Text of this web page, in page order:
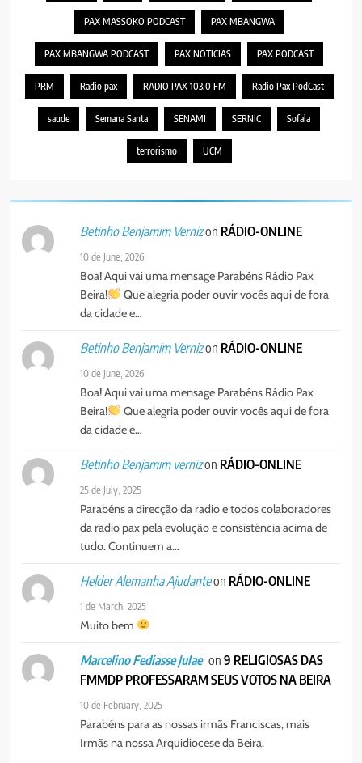
PAX MASSOKO PODCAST PAX MBANGWA
PAX MBANGWA PODCAST PAX NOTICIAS PAX PODCAST
PRM Radio pax RADIO PAX 103.0 FM Radio Pax PodCast
saude Semana Santa SENAMI SERNIC Sofala
terrorismo UCM
Betinho Benjamim Vernizon RÁDIO-ONLINE
10 de June, 2026
Boa! Aqui vai uma mensage Parabéns Rádio Pax
Beira!
Que alegria poder ouvir vocês aqui de fora
da cidade e…
Betinho Benjamim Vernizon RÁDIO-ONLINE
10 de June, 2026
Boa! Aqui vai uma mensage Parabéns Rádio Pax
Beira!
Que alegria poder ouvir vocês aqui de fora
da cidade e…
Betinho Benjamim vernizon RÁDIO-ONLINE
25 de July, 2025
Parabéns a direcção da radio e todos colaboradores
da radio pax pela evolução e consistência acima de
tudo. Continuem a…
Helder Alemanha Ajudanteon RÁDIO-ONLINE
1 de March, 2025
Muito bem
Marcelino Fediasse Julae on9 RELIGIOSAS DAS
FMMDP PROFESSARAM SEUS VOTOS NA BEIRA
10 de February, 2025
Parabéns para as nossas irmãs Franciscas, mais
Irmãs na nossa Arquidiocese da Beira.